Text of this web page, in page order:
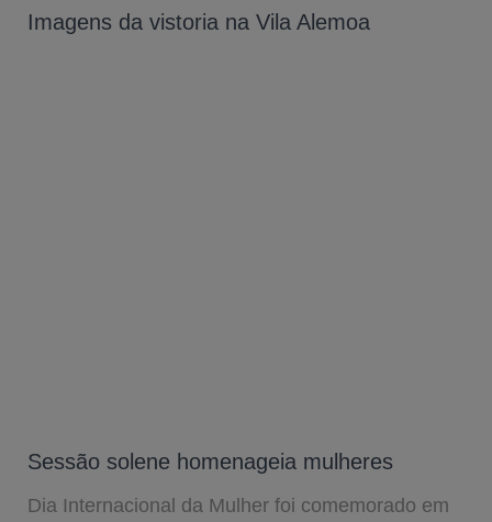
Imagens da vistoria na Vila Alemoa
Sessão solene homenageia mulheres
Dia Internacional da Mulher foi comemorado em